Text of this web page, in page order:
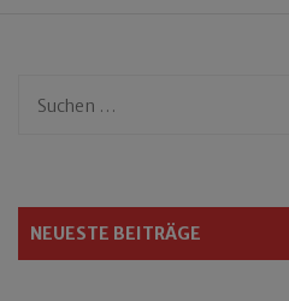
Suchen
NEUESTE BEITRÄGE